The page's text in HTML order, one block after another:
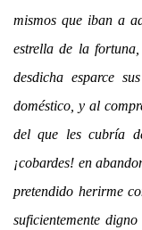
mismos que iban a
estrella de la
desdicha esparce
doméstico, y al
del que les cubría
¡cobardes! en
pretendido herirme
suficientemente